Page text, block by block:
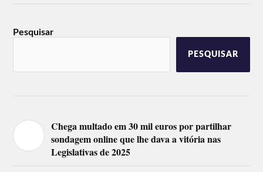
Pesquisar
PESQUISAR
Chega multado em 30 mil euros por partilhar
sondagem online que lhe dava a vitória nas
Legislativas de 2025